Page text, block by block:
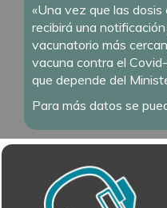
«Una vez que las
recibirá una
vacunatorio más
vacuna contra el
que depende del
Para más datos se